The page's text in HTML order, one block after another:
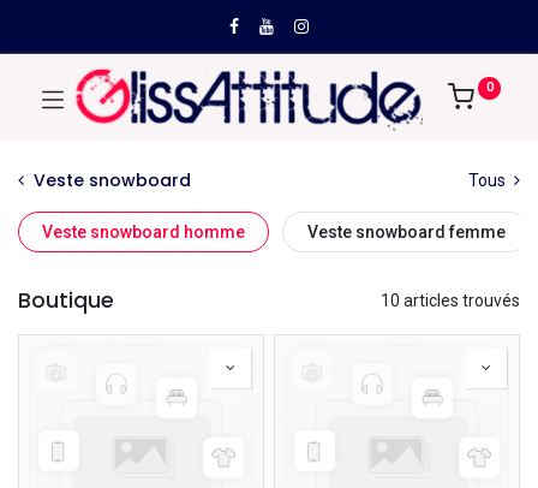
0
Veste snowboard Tous
Veste snowboard homme Veste snowboard femme
Boutique 10 articles trouvés